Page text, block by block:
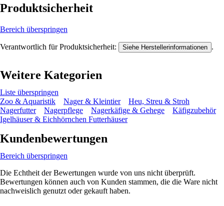
Produktsicherheit
Bereich überspringen
Verantwortlich für Produktsicherheit: Siehe Herstellerinformationen .
Weitere Kategorien
Liste überspringen
Zoo & Aquaristik
Nager & Kleintier
Heu, Streu & Stroh
Nagerfutter
Nagerpflege Nagerkäfige & Gehege
Käfigzubehör
Igelhäuser & Eichhörnchen Futterhäuser
Kundenbewertungen
Bereich überspringen
Die Echtheit der Bewertungen wurde von uns nicht überprüft.
Bewertungen können auch von Kunden stammen, die die Ware nicht
nachweislich genutzt oder gekauft haben.